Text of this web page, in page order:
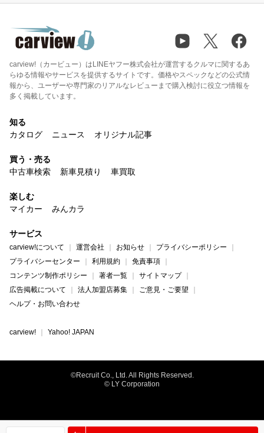
carview!（カービュー）はLINEヤフー株式会社が運営するクルマに関するあ
らゆる情報やサービスを提供するサイトです。価格やスペックなどの公式情
報から、ユーザーや専門家のリアルなレビューまで購入検討に役立つ情報を
多く掲載しています。
知る
カタログ
ニュース オリジナル記事
買う・売る
中古車検索
新車見積り 車買取
楽しむ
マイカー
みんカラ
サービス
carview!について 運営会社 お知らせ
プライバシーポリシー
プライバシーセンター
利用規約
免責事項
コンテンツ制作ポリシー
著者一覧
サイトマップ
広告掲載について
法人加盟店募集
ご意見・ご要望
ヘルプ・お問い合わせ
carview! Yahoo! JAPAN
©Recruit Co., Ltd. All Rights Reserved.
© LY Corporation